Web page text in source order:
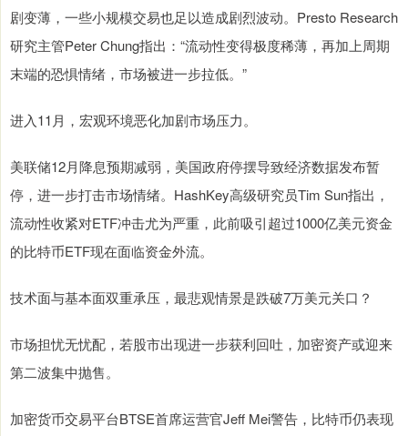
剧变薄，一些小规模交易也足以造成剧烈波动。Presto Research
研究主管Peter Chung指出：“流动性变得极度稀薄，再加上周期
末端的恐惧情绪，市场被进一步拉低。”
进入11月，宏观环境恶化加剧市场压力。
美联储12月降息预期减弱，美国政府停摆导致经济数据发布暂
停，进一步打击市场情绪。HashKey高级研究员Tim Sun指出，
流动性收紧对ETF冲击尤为严重，此前吸引超过1000亿美元资金
的比特币ETF现在面临资金外流。
技术面与基本面双重承压，最悲观情景是跌破7万美元关口？
市场担忧无忧配，若股市出现进一步获利回吐，加密资产或迎来
第二波集中抛售。
加密货币交易平台BTSE首席运营官Jeff Mei警告，比特币仍表现